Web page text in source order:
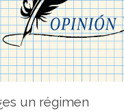
un régimen